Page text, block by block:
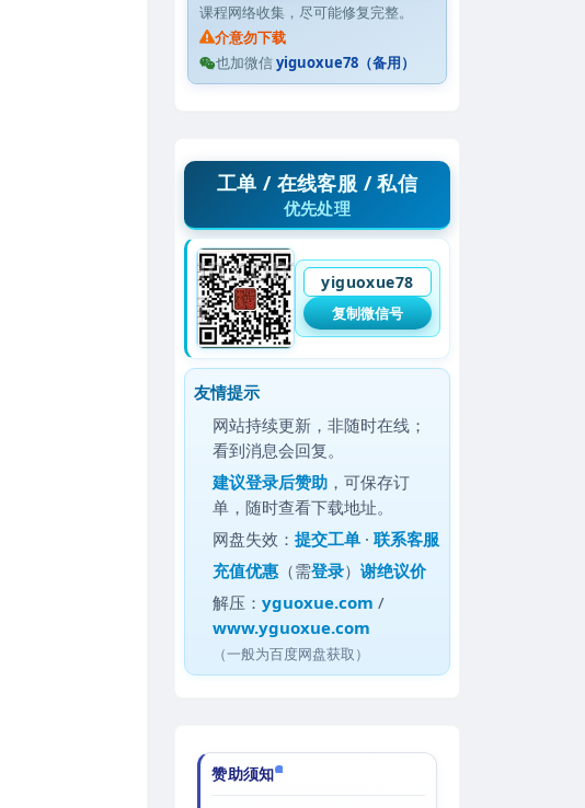
课程网络收集，尽可能修复完整。
介意勿下载
也加微信yiguoxue78（备用）
工单 / 在线客服 / 私信
优先处理
yiguoxue78
复制微信号
友情提示
网站持续更新，非随时在线；
看到消息会回复。
建议登录后赞助 ，可保存订
单，随时查看下载地址。
网盘失效：提交工单 ·联系客服
充值优惠 （需登录）谢绝议价
解压：yguoxue.com /
www.yguoxue.com
（一般为百度网盘获取）
赞助须知